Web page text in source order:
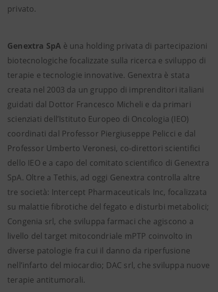
privato.
Genextra SpA è una holding privata di partecipazioni
biotecnologiche focalizzate sulla ricerca e sviluppo di
terapie e tecnologie innovative. Genextra è stata
creata nel 2003 da un gruppo di imprenditori italiani
guidati dal Dottor Francesco Micheli e da primari
scienziati dell’Istituto Europeo di Oncologia (IEO)
coordinati dal Professor Piergiuseppe Pelicci e dal
Professor Umberto Veronesi, co-direttori scientifici
dello IEO e a capo del comitato scientifico di Genextra
SpA. Oltre a Tethis, ad oggi Genextra controlla altre
tre società: Intercept Pharmaceuticals Inc, focalizzata
su malattie fibrotiche del fegato e disturbi metabolici;
Congenia srl, che sviluppa farmaci che agiscono a
livello del target mitocondriale mPTP coinvolto in
diverse patologie fra cui il danno da riperfusione
nell’infarto del miocardio; DAC srl, che sviluppa nuove
terapie antitumorali.